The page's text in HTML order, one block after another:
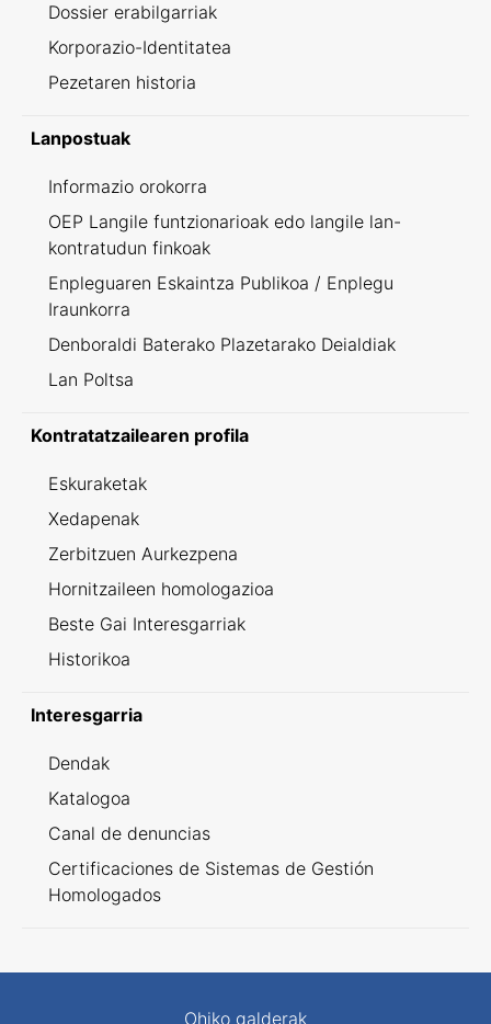
Dossier erabilgarriak
Korporazio-Identitatea
Pezetaren historia
Lanpostuak
Informazio orokorra
OEP Langile funtzionarioak edo langile lan-
kontratudun finkoak
Enpleguaren Eskaintza Publikoa / Enplegu
Iraunkorra
Denboraldi Baterako Plazetarako Deialdiak
Lan Poltsa
Kontratatzailearen profila
Eskuraketak
Xedapenak
Zerbitzuen Aurkezpena
Hornitzaileen homologazioa
Beste Gai Interesgarriak
Historikoa
Interesgarria
Dendak
Katalogoa
Canal de denuncias
Certificaciones de Sistemas de Gestión
Homologados
Ohiko galderak